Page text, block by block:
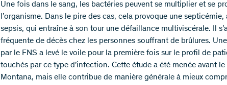
Une fois dans le sang, les bactéries peuvent se multiplier et se
l’organisme. Dans le pire des cas, cela provoque une septicémie,
sepsis, qui entraîne à son tour une défaillance multiviscérale. Il
fréquente de décès chez les personnes souffrant de brûlures.
par le FNS a levé le voile pour la première fois sur le profil de
touchés par ce type d’infection. Cette étude a été menée avant
Montana, mais elle contribue de manière générale à mieux